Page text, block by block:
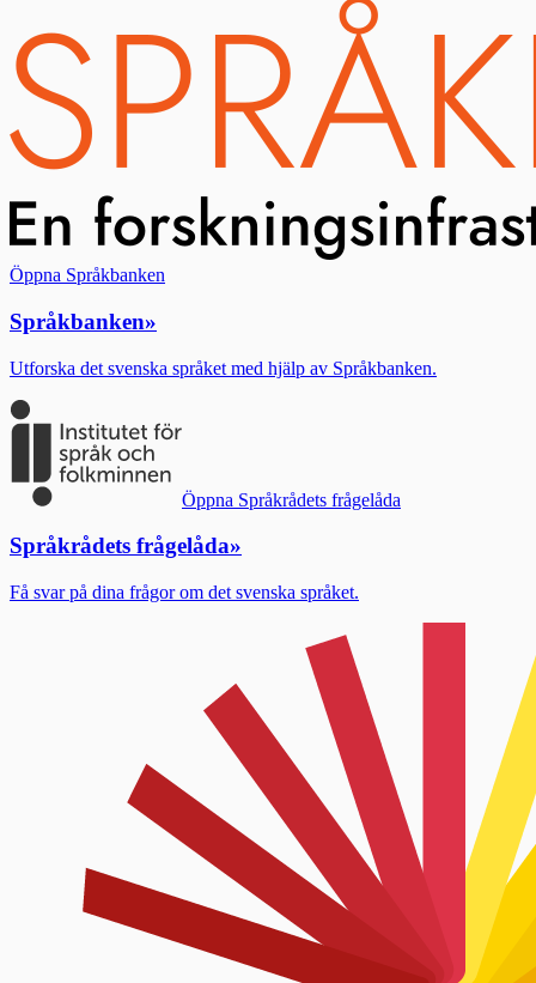
Öppna Språkbanken
Språkbanken»
Utforska det svenska språket med hjälp av Språkbanken.
Öppna Språkrådets frågelåda
Språkrådets frågelåda»
Få svar på dina frågor om det svenska språket.